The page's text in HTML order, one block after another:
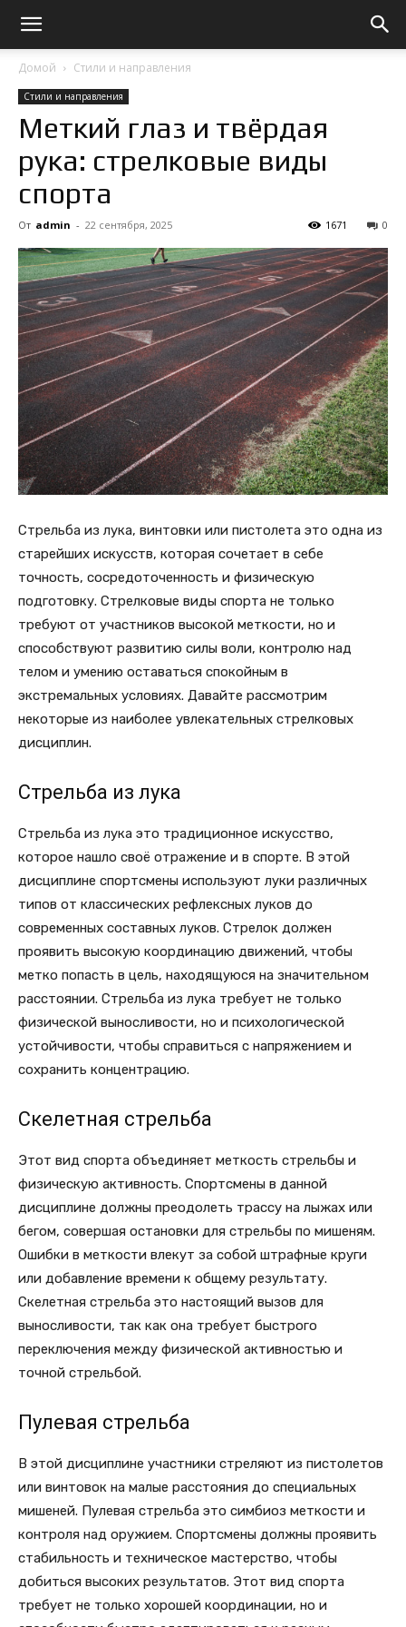
Домой Стили и направления
Стили и направления
Меткий глаз и твёрдая
рука: стрелковые виды
спорта
От admin - 22 сентября, 2025 0
1671
Стрельба из лука, винтовки или пистолета это одна из
старейших искусств, которая сочетает в себе
точность, сосредоточенность и физическую
подготовку. Стрелковые виды спорта не только
требуют от участников высокой меткости, но и
способствуют развитию силы воли, контролю над
телом и умению оставаться спокойным в
экстремальных условиях. Давайте рассмотрим
некоторые из наиболее увлекательных стрелковых
дисциплин.
Стрельба из лука
Стрельба из лука это традиционное искусство,
которое нашло своё отражение и в спорте. В этой
дисциплине спортсмены используют луки различных
типов от классических рефлексных луков до
современных составных луков. Стрелок должен
проявить высокую координацию движений, чтобы
метко попасть в цель, находящуюся на значительном
расстоянии. Стрельба из лука требует не только
физической выносливости, но и психологической
устойчивости, чтобы справиться с напряжением и
сохранить концентрацию.
Скелетная стрельба
Этот вид спорта объединяет меткость стрельбы и
физическую активность. Спортсмены в данной
дисциплине должны преодолеть трассу на лыжах или
бегом, совершая остановки для стрельбы по мишеням.
Ошибки в меткости влекут за собой штрафные круги
или добавление времени к общему результату.
Скелетная стрельба это настоящий вызов для
выносливости, так как она требует быстрого
переключения между физической активностью и
точной стрельбой.
Пулевая стрельба
В этой дисциплине участники стреляют из пистолетов
или винтовок на малые расстояния до специальных
мишеней. Пулевая стрельба это симбиоз меткости и
контроля над оружием. Спортсмены должны проявить
стабильность и техническое мастерство, чтобы
добиться высоких результатов. Этот вид спорта
требует не только хорошей координации, но и